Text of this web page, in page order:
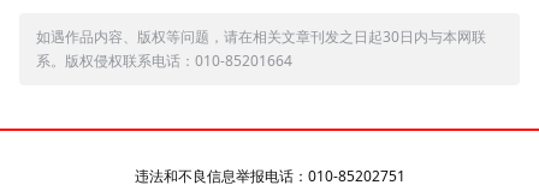
如遇作品内容、版权等问题，请在相关文章刊发之日起30日内与本网联
系。版权侵权联系电话：010-85201664
违法和不良信息举报电话：010-85202751